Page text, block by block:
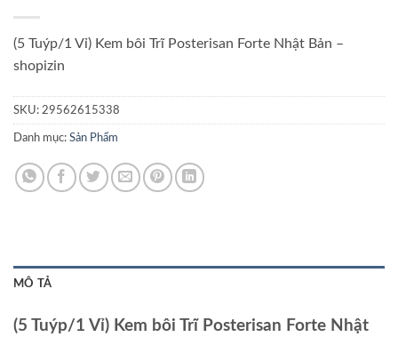
(5 Tuýp/1 Vỉ) Kem bôi Trĩ Posterisan Forte Nhật Bản –
shopizin
SKU: 29562615338
Danh mục: Sản Phẩm
MÔ TẢ
(5 Tuýp/1 Vỉ) Kem bôi Trĩ Posterisan Forte Nhật